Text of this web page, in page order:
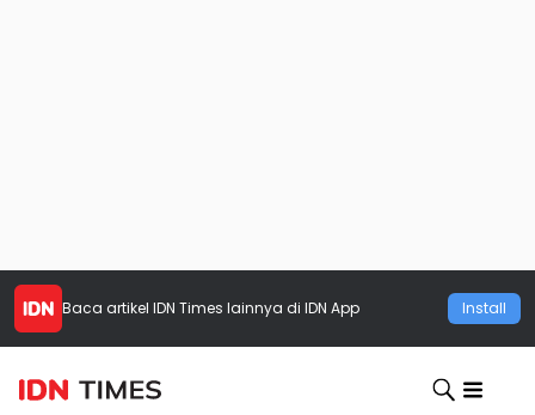
Baca artikel IDN Times lainnya di IDN App Install